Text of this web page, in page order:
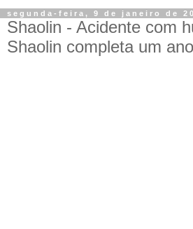
segunda-feira, 9 de janeiro de
Shaolin - Acidente com
Shaolin completa um ano